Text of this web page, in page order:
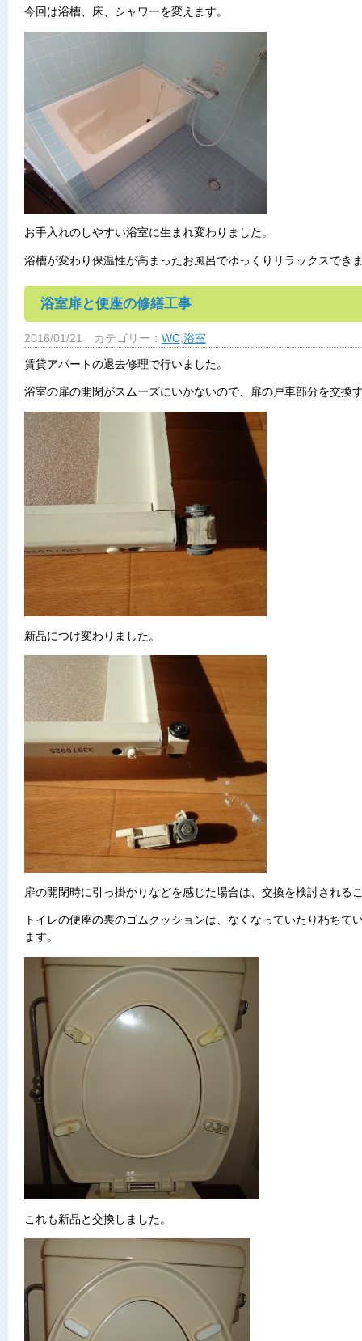
今回は浴槽、床、シャワーを変えます。
お手入れのしやすい浴室に生まれ変わりました。
浴槽が変わり保温性が高まったお風呂でゆっくりリラックスでき
浴室扉と便座の修繕工事
2016/01/21 カテゴリー： WC, 浴室
賃貸アパートの退去修理で行いました。
浴室の扉の開閉がスムーズにいかないので、扉の戸車部分を交換
新品につけ変わりました。
扉の開閉時に引っ掛かりなどを感じた場合は、交換を検討される
トイレの便座の裏のゴムクッションは、なくなっていたり朽ちて
ます。
これも新品と交換しました。